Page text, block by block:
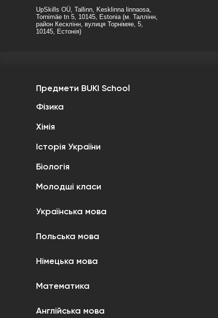
UpSkills OÜ, Tallinn, Kesklinna linnaosa,
Tornimäe tn 5, 10145, Estonia (м. Таллінн,
район Кесклінн, вулиця Торнімяе, 5,
10145, Естонія)
Предмети BUKI School
Фізика
Хімія
Історія України
Біологія
Молодші класи
Українська мова
Польська мова
Німецька мова
Математика
Англійська мова